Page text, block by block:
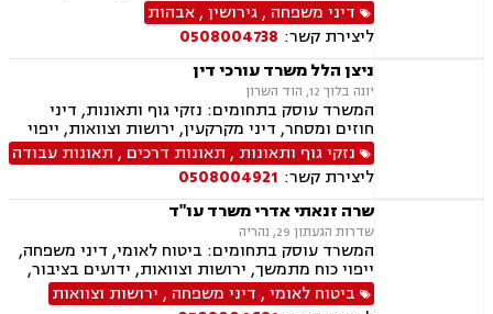
מזונות, משמורת, טוען רבני, גירושין, חוק הנוער,
חלוקת רכוש, מעמד אישי, תיאום הורי, חטיפת ילדים,
זמני שהות, ניכור הורי, פלילי, עבירות מין, הטרדה
מינית, מחיקת רישום פלילי, אלימות במשפחה, ייצוג
קטינים, ירושות וצוואות, לשון הרע.
דיני משפחה ,גירושין,אבהות
ליצירת קשר: 0508004738
ניצן הלל משרד עורכי דין
יונה בלוך 12, הוד השרון
המשרד עוסק בתחומים: נזקי גוף ותאונות, דיני
חוזים ומסחר, דיני מקרקעין, ירושות וצוואות, ייפוי
כוח מתמשך
נזקי גוף ותאונות , תאונות דרכים , תאונות עבודה
ליצירת קשר: 0508004921
שרה זנאתי אדרי משרד עו"ד
שדרות הגעתון 29, נהריה
המשרד עוסק בתחומים: ביטוח לאומי, דיני משפחה,
ייפוי כוח מתמשך, ירושות וצוואות, ידועים בציבור,
הסכמי ממון, גישור במשפחה, מזונות, אפוטרופסות,
משמורת, מקרקעין ונדל"ן, עסקאות מכר דירה, נזקי
ביטוח לאומי, דיני משפחה , ירושות וצוואות